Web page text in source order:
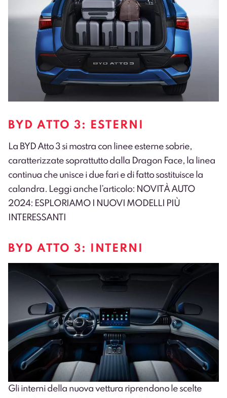
BYD ATTO 3: ESTERNI
La BYD Atto 3 si mostra con linee esterne sobrie,
caratterizzate soprattutto dalla Dragon Face, la linea
continua che unisce i due fari e di fatto sostituisce la
calandra. Leggi anche l’articolo: NOVITÀ AUTO
2024: ESPLORIAMO I NUOVI MODELLI PIÙ
INTERESSANTI
BYD ATTO 3: INTERNI
Gli interni della nuova vettura riprendono le scelte